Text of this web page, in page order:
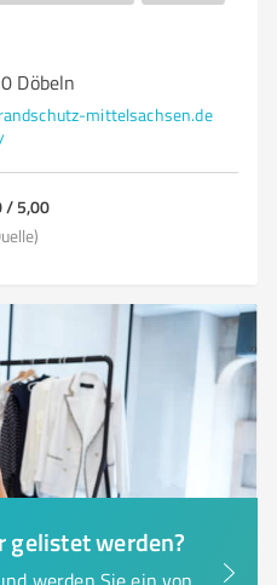
Döbeln
mittelsachsen.de
/ 5,00
gelistet werden?